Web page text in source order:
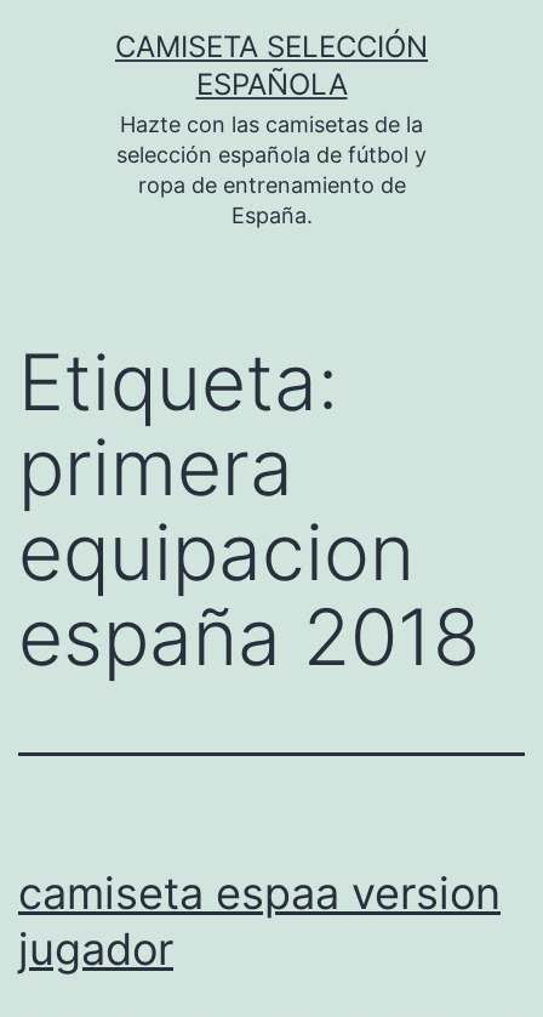
CAMISETA SELECCIÓN
ESPAÑOLA
Hazte con las camisetas de la
selección española de fútbol y
ropa de entrenamiento de
España.
Etiqueta:
primera
equipacion
españa 2018
camiseta espaa version
jugador